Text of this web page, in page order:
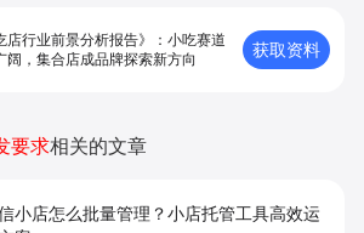
店行业前景分析报告》：小吃赛道
阔，集合店成品牌探索新方向
获取资料
要求相关的文章
小店怎么批量管理？小店托管工具高效运